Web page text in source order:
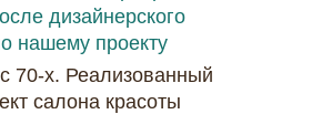
70-х. Реализованный
салона красоты